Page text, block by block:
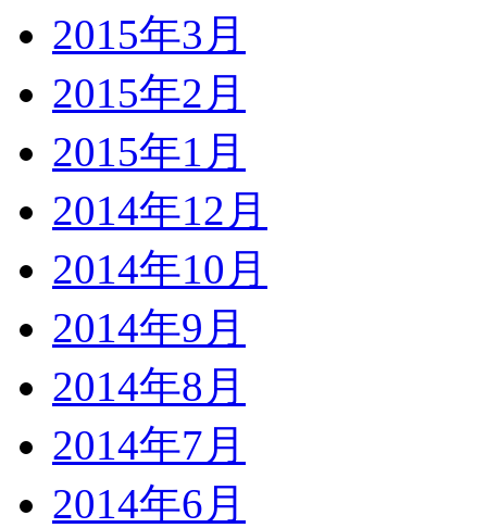
2015年3月
2015年2月
2015年1月
2014年12月
2014年10月
2014年9月
2014年8月
2014年7月
2014年6月